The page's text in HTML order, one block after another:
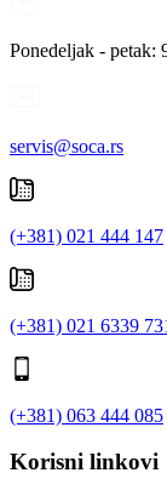
Ponedeljak - petak:
servis@soca.rs
(+381) 021 444 147
(+381) 021 6339
(+381) 063 444 085
Korisni linkovi